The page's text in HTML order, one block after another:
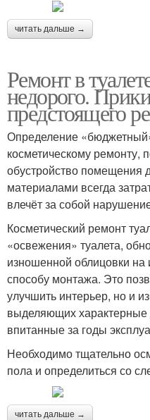
читать дальше →
Ремонт в
недорого.
предстоящего
Определение
косметическому ремонту,
обустройство помещения
материалами всегда
влечёт за собой
Косметический ремонт
«освежения» туалета,
изношенной облицовки
способу монтажа. Это
улучшить интерьер, но и
выделяющих характерные
впитанные за годы
Необходимо тщательно
пола и определиться со
читать дальше →